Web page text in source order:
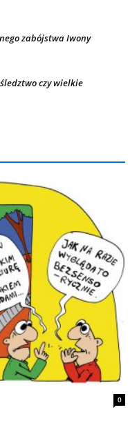
zabójstwa Iwony
czy wielkie
0